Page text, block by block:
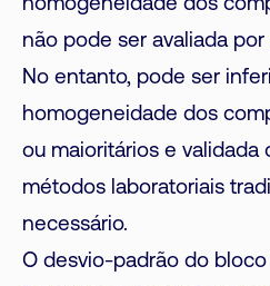
homogeneidade dos
não pode ser avaliada por
No entanto, pode ser
homogeneidade dos
ou maioritários e
métodos laboratoriais
necessário.
O desvio-padrão do